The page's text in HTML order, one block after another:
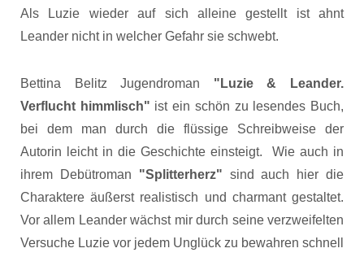
Als Luzie wieder auf sich alleine gestellt ist ahnt
Leander nicht in welcher Gefahr sie schwebt.
Bettina Belitz Jugendroman "Luzie & Leander.
Verflucht himmlisch" ist ein schön zu lesendes Buch,
bei dem man durch die flüssige Schreibweise der
Autorin leicht in die Geschichte einsteigt. Wie auch in
ihrem Debütroman "Splitterherz" sind auch hier die
Charaktere äußerst realistisch und charmant gestaltet.
Vor allem Leander wächst mir durch seine verzweifelten
Versuche Luzie vor jedem Unglück zu bewahren schnell